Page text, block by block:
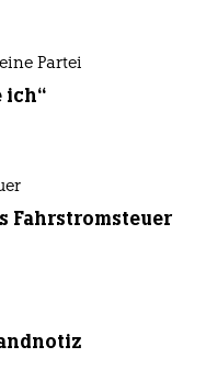
Partei
ich“
Fahrstromsteuer